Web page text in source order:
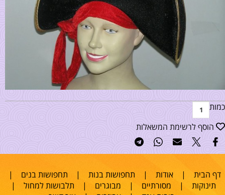
כמות
הוסף לרשימת המשאלות
דף הבית |אודות | תחפושות בנות | תחפושות בנים |
תינוקות | מסורתיים | מבוגרים | תלבושות למחול |